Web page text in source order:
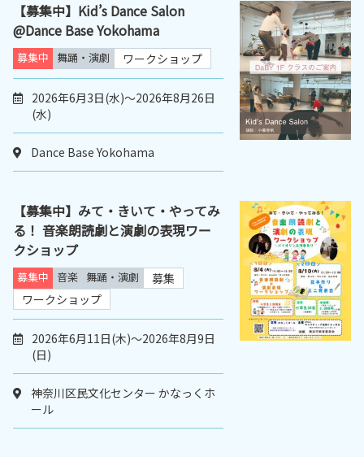
【募集中】Kid’s Dance Salon
@Dance Base Yokohama
募集中 舞踊・演劇 ワークショップ
2026年6月3日(水)～2026年8月26日
(水)
Dance Base Yokohama
【募集中】みて・きいて・やってみ
る！ 音楽朗読劇と演劇の表現ワー
クショップ
募集中 音楽 舞踊・演劇
募集
ワークショップ
2026年6月11日(木)～2026年8月9日
(日)
神奈川区民文化センター かなっくホ
ール